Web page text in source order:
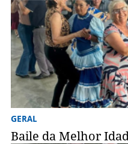
GERAL
Baile da Melhor